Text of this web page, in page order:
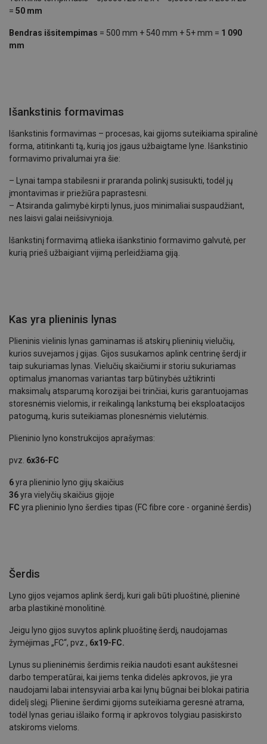
= 50 mm
Bendras išsitempimas = 500 mm + 540 mm + 5+ mm = 1 090
mm
Išankstinis formavimas
Išankstinis formavimas – procesas, kai gijoms suteikiama spiralinė
forma, atitinkanti tą, kurią jos įgaus užbaigtame lyne. Išankstinio
formavimo privalumai yra šie:
– Lynai tampa stabilesni ir praranda polinkį susisukti, todėl jų
įmontavimas ir priežiūra paprastesni.
– Atsiranda galimybė kirpti lynus, juos minimaliai suspaudžiant,
nes laisvi galai neišsivynioja.
Išankstinį formavimą atlieka išankstinio formavimo galvutė, per
kurią prieš užbaigiant vijimą perleidžiama giją.
Kas yra plieninis lynas
Plieninis vielinis lynas gaminamas iš atskirų plieninių vielučių,
kurios suvejamos į gijas. Gijos susukamos aplink centrinę šerdį ir
taip sukuriamas lynas. Vielučių skaičiumi ir storiu sukuriamas
optimalus įmanomas variantas tarp būtinybės užtikrinti
maksimalų atsparumą korozijai bei trinčiai, kuris garantuojamas
storesnėmis vielomis, ir reikalingą lankstumą bei eksploatacijos
patogumą, kuris suteikiamas plonesnėmis vielutėmis.
Plieninio lyno konstrukcijos aprašymas:
pvz. 6x36-FC
6yra plieninio lyno gijų skaičius
36yra vielyčių skaičius gijoje
FC yra plieninio lyno šerdies tipas (FC fibre core - organinė šerdis)
Šerdis
Lyno gijos vejamos aplink šerdį, kuri gali būti pluoštinė, plieninė
arba plastikinė monolitinė.
Jeigu lyno gijos suvytos aplink pluoštinę šerdį, naudojamas
žymėjimas „FC“, pvz., 6x19-FC.
Lynus su plieninėmis šerdimis reikia naudoti esant aukštesnei
darbo temperatūrai, kai jiems tenka didelės apkrovos, jie yra
naudojami labai intensyviai arba kai lynų būgnai bei blokai patiria
didelį slėgį. Plienine šerdimi gijoms suteikiama geresnė atrama,
todėl lynas geriau išlaiko formą ir apkrovos tolygiau pasiskirsto
atskiroms vieloms.